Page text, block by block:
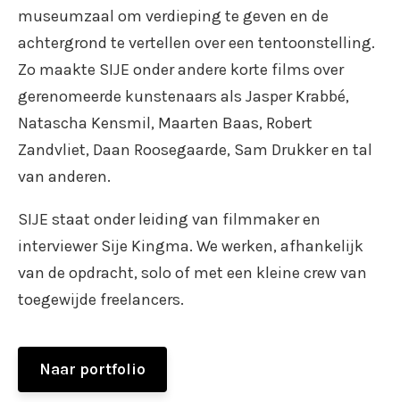
museumzaal om verdieping te geven en de
achtergrond te vertellen over een tentoonstelling.
Zo maakte SIJE onder andere korte films over
gerenomeerde kunstenaars als Jasper Krabbé,
Natascha Kensmil, Maarten Baas, Robert
Zandvliet, Daan Roosegaarde, Sam Drukker en tal
van anderen.
SIJE staat onder leiding van filmmaker en
interviewer Sije Kingma. We werken, afhankelijk
van de opdracht, solo of met een kleine crew van
toegewijde freelancers.
Naar portfolio